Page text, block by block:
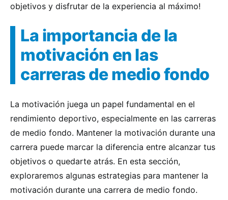
objetivos y disfrutar de la experiencia al máximo!
La importancia de la
motivación en las
carreras de medio fondo
La motivación juega un papel fundamental en el
rendimiento deportivo, especialmente en las carreras
de medio fondo. Mantener la motivación durante una
carrera puede marcar la diferencia entre alcanzar tus
objetivos o quedarte atrás. En esta sección,
exploraremos algunas estrategias para mantener la
motivación durante una carrera de medio fondo.